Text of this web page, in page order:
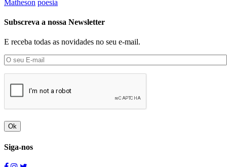
Matheson poesia
Subscreva a nossa Newsletter
E receba todas as novidades no seu e-mail.
Ok
Siga-nos